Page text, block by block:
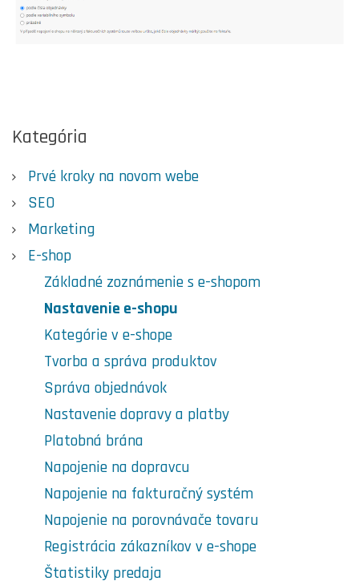
Kategória
Prvé kroky na novom webe
SEO
Marketing
E-shop
Základné zoznámenie s e-shopom
Nastavenie e-shopu
Kategórie v e-shope
Tvorba a správa produktov
Správa objednávok
Nastavenie dopravy a platby
Platobná brána
Napojenie na dopravcu
Napojenie na fakturačný systém
Napojenie na porovnávače tovaru
Registrácia zákazníkov v e-shope
Štatistiky predaja